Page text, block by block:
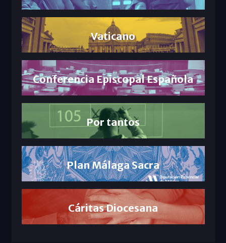
Vaticano
Conferencia Episcopal Española
Por tantos
Plan Málaga Sacra
Cáritas Diocesana